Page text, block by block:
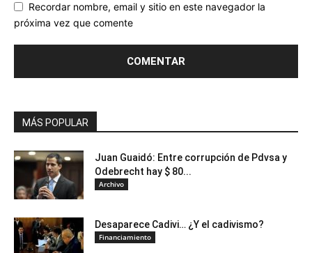
Recordar nombre, email y sitio en este navegador la
próxima vez que comente
MÁS POPULAR
Juan Guaidó: Entre corrupción de Pdvsa y
Odebrecht hay $ 80...
Archivo
Desaparece Cadivi… ¿Y el cadivismo?
Financiamiento